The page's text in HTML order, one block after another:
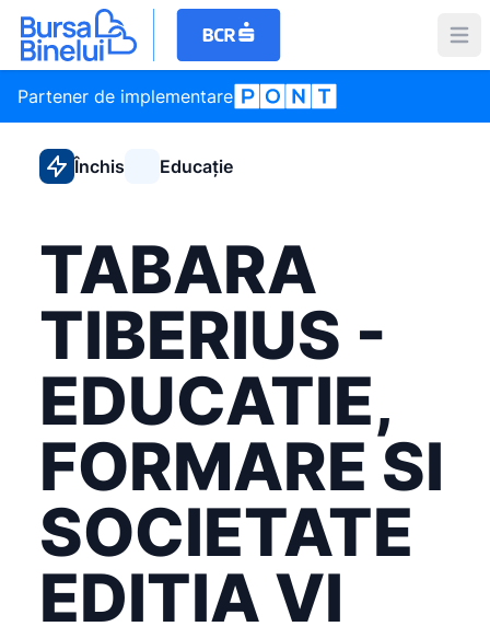
Partener de implementare
Închis Educație
TABARA
TIBERIUS -
EDUCATIE,
FORMARE SI
SOCIETATE
EDITIA VI